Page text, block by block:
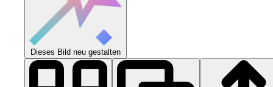
Dieses Bild neu gestalten